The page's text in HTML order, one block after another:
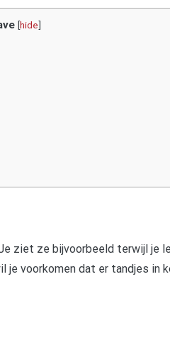
[hide]
ziet ze bijvoorbeeld terwijl je
je voorkomen dat er tandjes in